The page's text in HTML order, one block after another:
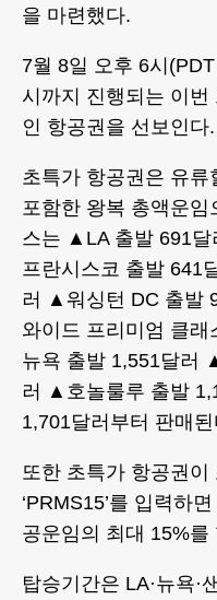
을 마련했다.
7월 8일 오후 6시
시까지 진행되는 이
인 항공권을 선보인다.
초특가 항공권은 유
포함한 왕복 총액운임
스는 ▲LA 출발 691
프란시스코 출발 641
러 ▲워싱턴 DC 출발
와이드 프리미엄 클
뉴욕 출발 1,551달러
러 ▲호놀룰루 출발
1,701달러부터 판매된
또한 초특가 항공권
‘PRMS15’를 입력하
공운임의 최대 15%를
탑승기간은 LA·뉴욕·